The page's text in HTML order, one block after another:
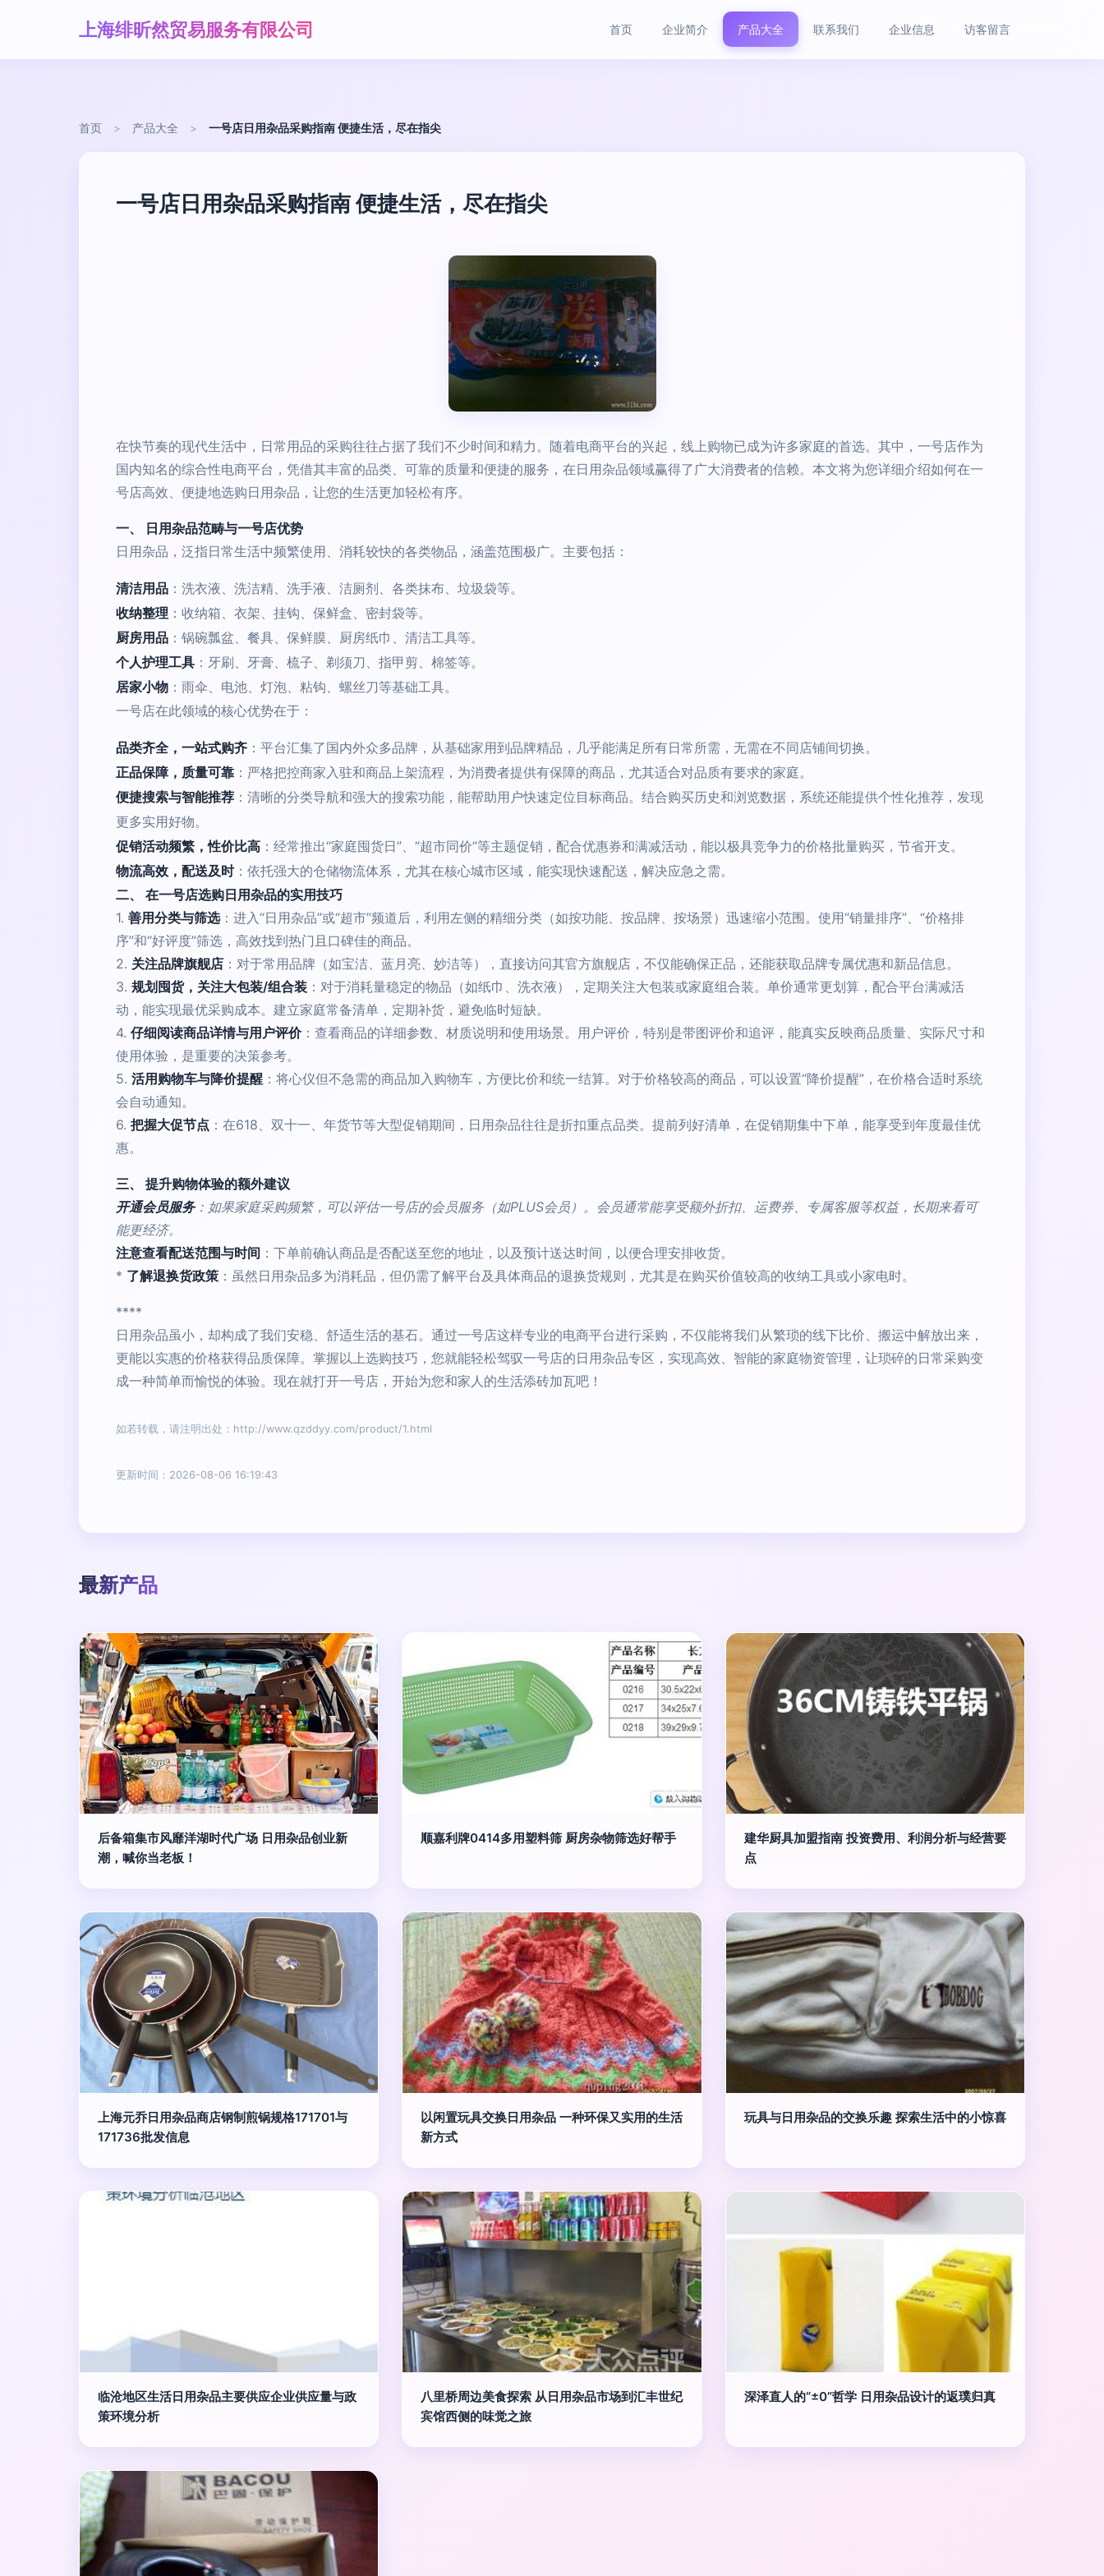
上海绯昕然贸易服务有限公司 首页 企业简介 产品大全 联系我们 企业信息 访客留言
首页 > 产品大全 > 一号店日用杂品采购指南 便捷生活，尽在指尖
一号店日用杂品采购指南 便捷生活，尽在指尖
在快节奏的现代生活中，日常用品的采购往往占据了我们不少时间和精力。随着电商平台的兴起，线上购物已成为许多家庭的首选。其中，一号店作为
国内知名的综合性电商平台，凭借其丰富的品类、可靠的质量和便捷的服务，在日用杂品领域赢得了广大消费者的信赖。本文将为您详细介绍如何在一
号店高效、便捷地选购日用杂品，让您的生活更加轻松有序。
一、 日用杂品范畴与一号店优势
日用杂品，泛指日常生活中频繁使用、消耗较快的各类物品，涵盖范围极广。主要包括：
清洁用品 ：洗衣液、洗洁精、洗手液、洁厕剂、各类抹布、垃圾袋等。
收纳整理 ：收纳箱、衣架、挂钩、保鲜盒、密封袋等。
厨房用品 ：锅碗瓢盆、餐具、保鲜膜、厨房纸巾、清洁工具等。
个人护理工具 ：牙刷、牙膏、梳子、剃须刀、指甲剪、棉签等。
居家小物 ：雨伞、电池、灯泡、粘钩、螺丝刀等基础工具。
一号店在此领域的核心优势在于：
品类齐全，一站式购齐 ：平台汇集了国内外众多品牌，从基础家用到品牌精品，几乎能满足所有日常所需，无需在不同店铺间切换。
正品保障，质量可靠 ：严格把控商家入驻和商品上架流程，为消费者提供有保障的商品，尤其适合对品质有要求的家庭。
便捷搜索与智能推荐 ：清晰的分类导航和强大的搜索功能，能帮助用户快速定位目标商品。结合购买历史和浏览数据，系统还能提供个性化推荐，发现
更多实用好物。
促销活动频繁，性价比高 ：经常推出“家庭囤货日”、“超市同价”等主题促销，配合优惠券和满减活动，能以极具竞争力的价格批量购买，节省开支。
物流高效，配送及时：依托强大的仓储物流体系，尤其在核心城市区域，能实现快速配送，解决应急之需。
二、 在一号店选购日用杂品的实用技巧
1. 善用分类与筛选：进入“日用杂品”或“超市”频道后，利用左侧的精细分类（如按功能、按品牌、按场景）迅速缩小范围。使用“销量排序”、“价格排
序”和“好评度”筛选，高效找到热门且口碑佳的商品。
2. 关注品牌旗舰店 ：对于常用品牌（如宝洁、蓝月亮、妙洁等），直接访问其官方旗舰店，不仅能确保正品，还能获取品牌专属优惠和新品信息。
3. 规划囤货，关注大包装/组合装 ：对于消耗量稳定的物品（如纸巾、洗衣液），定期关注大包装或家庭组合装。单价通常更划算，配合平台满减活
动，能实现最优采购成本。建立家庭常备清单，定期补货，避免临时短缺。
4. 仔细阅读商品详情与用户评价：查看商品的详细参数、材质说明和使用场景。用户评价，特别是带图评价和追评，能真实反映商品质量、实际尺寸和
使用体验，是重要的决策参考。
5. 活用购物车与降价提醒 ：将心仪但不急需的商品加入购物车，方便比价和统一结算。对于价格较高的商品，可以设置“降价提醒”，在价格合适时系统
会自动通知。
6. 把握大促节点 ：在618、双十一、年货节等大型促销期间，日用杂品往往是折扣重点品类。提前列好清单，在促销期集中下单，能享受到年度最佳优
惠。
三、 提升购物体验的额外建议
开通会员服务：如果家庭采购频繁，可以评估一号店的会员服务（如PLUS会员）。会员通常能享受额外折扣、运费券、专属客服等权益，长期来看可
能更经济。
注意查看配送范围与时间 ：下单前确认商品是否配送至您的地址，以及预计送达时间，以便合理安排收货。
* 了解退换货政策 ：虽然日用杂品多为消耗品，但仍需了解平台及具体商品的退换货规则，尤其是在购买价值较高的收纳工具或小家电时。
****
日用杂品虽小，却构成了我们安稳、舒适生活的基石。通过一号店这样专业的电商平台进行采购，不仅能将我们从繁琐的线下比价、搬运中解放出来，
更能以实惠的价格获得品质保障。掌握以上选购技巧，您就能轻松驾驭一号店的日用杂品专区，实现高效、智能的家庭物资管理，让琐碎的日常采购变
成一种简单而愉悦的体验。现在就打开一号店，开始为您和家人的生活添砖加瓦吧！
如若转载，请注明出处：http://www.qzddyy.com/product/1.html
更新时间：2026-08-06 16:19:43
最新产品
后备箱集市风靡洋湖时代广场 日用杂品创业新
潮，喊你当老板！
顺嘉利牌0414多用塑料筛 厨房杂物筛选好帮手
建华厨具加盟指南 投资费用、利润分析与经营要
点
上海元乔日用杂品商店钢制煎锅规格171701与
171736批发信息
以闲置玩具交换日用杂品 一种环保又实用的生活
新方式
玩具与日用杂品的交换乐趣 探索生活中的小惊喜
临沧地区生活日用杂品主要供应企业供应量与政
策环境分析
八里桥周边美食探索 从日用杂品市场到汇丰世纪
宾馆西侧的味觉之旅
深泽直人的“±0”哲学 日用杂品设计的返璞归真